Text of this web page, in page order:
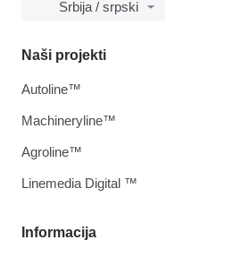
Srbija / srpski
Informacija
Naši projekti
Autoline™
Machineryline™
Agroline™
Linemedia Digital ™